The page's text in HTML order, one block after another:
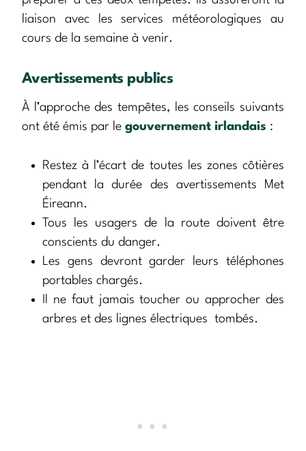
liaison avec les services météorologiques au
cours de la semaine à venir.
Avertissements publics
À l’approche des tempêtes, les conseils suivants
ont été émis par le gouvernement irlandais :
Restez à l’écart de toutes les zones côtières
pendant la durée des avertissements Met
Éireann.
Tous les usagers de la route doivent être
conscients du danger.
Les gens devront garder leurs téléphones
portables chargés.
Il ne faut jamais toucher ou approcher des
arbres et des lignes électriques tombés.